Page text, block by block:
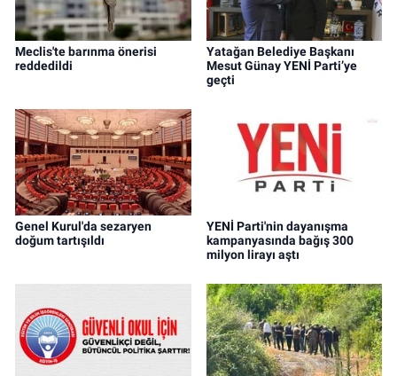
Meclis'te barınma önerisi
reddedildi
Yatağan Belediye Başkanı
Mesut Günay YENİ Parti’ye
geçti
Genel Kurul'da sezaryen
doğum tartışıldı
YENİ Parti'nin dayanışma
kampanyasında bağış 300
milyon lirayı aştı